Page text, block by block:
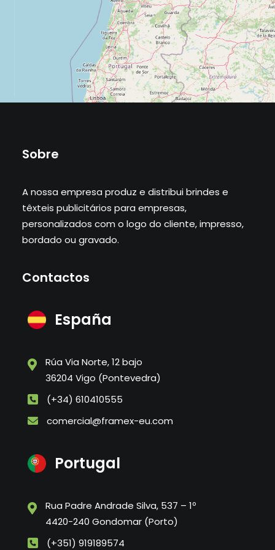
Sobre
A nossa empresa produz e distribui brindes e
têxteis publicitários para empresas,
personalizados com o logo do cliente, impresso,
bordado ou gravado.
Contactos
España
Rúa Via Norte, 12 bajo
36204 Vigo (Pontevedra)
(+34) 610410555
comercial@framex-eu.com
Portugal
Rua Padre Andrade Silva, 537 – 1º
4420-240 Gondomar (Porto)
(+351) 919189574